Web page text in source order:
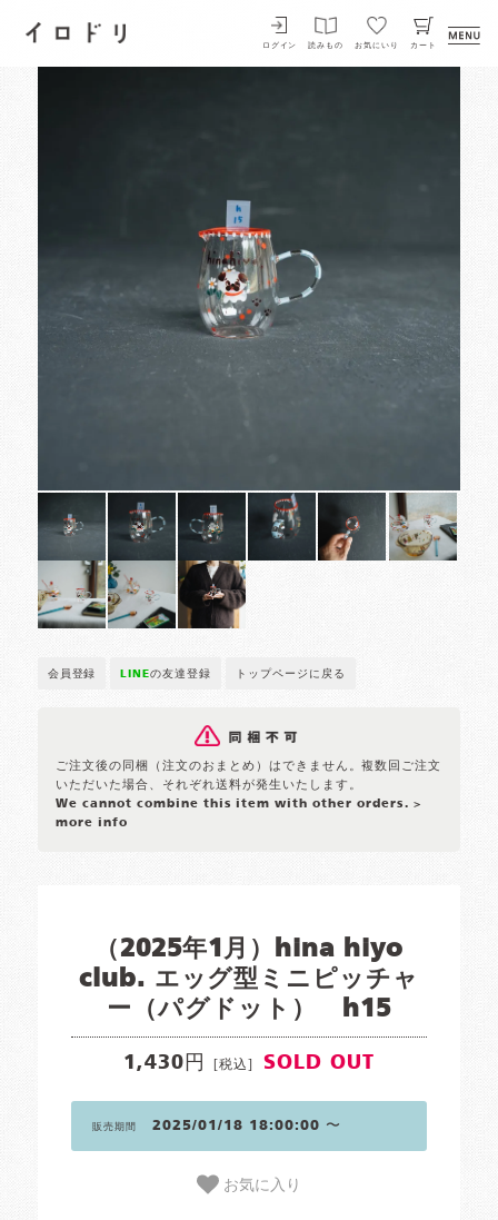
イロドリ
ログイン 読みもの お気にいり カート
会員登録 LINEの友達登録 トップページに戻る
ご注文後の同梱（注文のおまとめ）はできません。複数回ご注文
いただいた場合、それぞれ送料が発生いたします。
We cannot combine this item with other orders. >
more info
（2025年1月）hina hiyo
club. エッグ型ミニピッチャ
ー（パグドット） h15
1,430円 [税込] SOLD OUT
販売期間 2025/01/18 18:00:00 〜
お気に入り